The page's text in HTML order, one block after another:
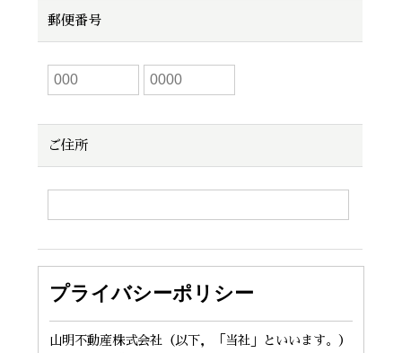
郵便番号
ご住所
プライバシーポリシー
山明不動産株式会社（以下，「当社」といいます。）